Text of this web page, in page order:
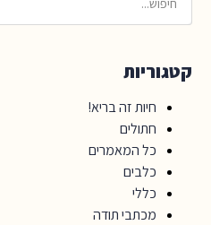
קטגוריות
חיות זה בריא!
חתולים
כל המאמרים
כלבים
כללי
מכתבי תודה